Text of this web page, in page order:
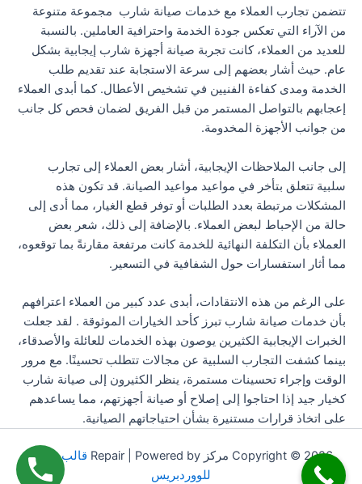
تتضمن تجارب العملاء مع خدمات صيانة شارب مجموعة متنوعة
من الآراء التي تعكس جودة الخدمة واحترافية العاملين. بالنسبة
للعديد من العملاء، كانت تجربة صيانة أجهزة شارب إيجابية بشكل
عام. حيث أشار بعضهم إلى سرعة الاستجابة عند تقديم طلب
الخدمة ومدى كفاءة الفنيين في تشخيص الأعطال. كما أبدى العملاء
إعجابهم بالتواصل المستمر من قبل الفريق لضمان فحص كل جانب
من جوانب الأجهزة المخدومة.
إلى جانب الملاحظات الإيجابية، أشار بعض العملاء إلى تجارب
سلبية تتعلق بتأخر في مواعيد مواعيد الصيانة. قد تكون هذه
المشكلات مرتبطة بعدد الطلبات أو توفر قطع الغيار، مما أدى إلى
حالة من الإحباط لبعض العملاء. بالإضافة إلى ذلك، شعر بعض
العملاء بأن التكلفة النهائية للخدمة كانت مرتفعة مقارنةً بما توقعوه،
مما أثار استفسارات حول الشفافية في التسعير.
على الرغم من هذه الانتقادات، أبدى عدد كبير من العملاء اعترافهم
بأن خدمات صيانة شارب تبرز كأحد الخيارات الموثوقة . لقد جعلت
الخبرات الإيجابية الكثيرين يوصون بهذه الخدمات للعائلة والأصدقاء،
بينما كشفت التجارب السلبية عن مجالات تتطلب تحسينًا. مع مرور
الوقت وإجراء تحسينات مستمرة، ينظر الكثيرون إلى صيانة شارب
كخيار جيد إذا احتاجوا إلى إصلاح أو صيانة أجهزتهم، مما يساعدهم
على اتخاذ قرارات مستنيرة بشأن احتياجاتهم الصيانية.
Copyright © 2026 مركز Repair | Powered by
قالب Astra
للووردبريس